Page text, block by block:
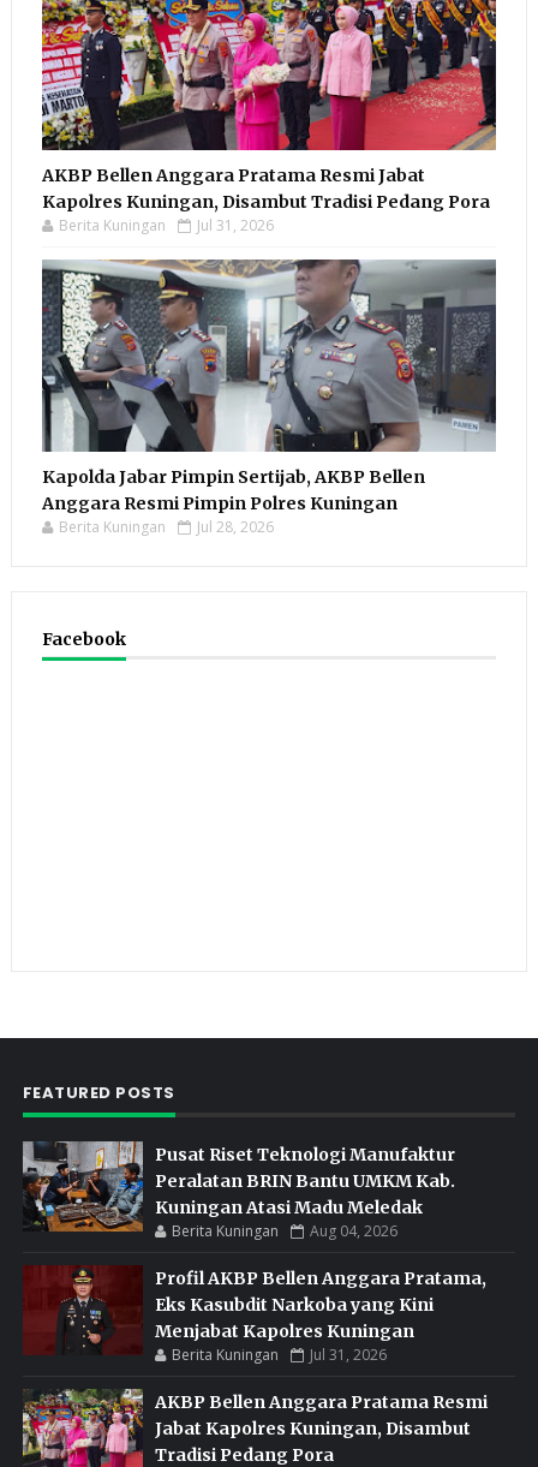
AKBP Bellen Anggara Pratama Resmi Jabat
Kapolres Kuningan, Disambut Tradisi Pedang Pora
Berita Kuningan Jul 31, 2026
Kapolda Jabar Pimpin Sertijab, AKBP Bellen
Anggara Resmi Pimpin Polres Kuningan
Berita Kuningan Jul 28, 2026
Facebook
FEATURED POSTS
Pusat Riset Teknologi Manufaktur
Peralatan BRIN Bantu UMKM Kab.
Kuningan Atasi Madu Meledak
Berita Kuningan Aug 04, 2026
Profil AKBP Bellen Anggara Pratama,
Eks Kasubdit Narkoba yang Kini
Menjabat Kapolres Kuningan
Berita Kuningan Jul 31, 2026
AKBP Bellen Anggara Pratama Resmi
Jabat Kapolres Kuningan, Disambut
Tradisi Pedang Pora